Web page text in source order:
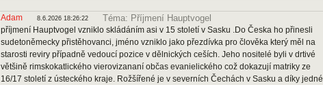
Adam 8.6.2026 18:26:22 Téma: Příjmení Hauptvogel
příjmení Hauptvogel vzniklo skládáním asi v 15 století v Sasku .Do Česka ho přinesli
sudetoněmecky přistěhovanci, jméno vzniklo jako přezdívka pro člověka který měl na
starosti reviry případně vedoucí pozice v dělnických ceších. Jeho nositelé byli v drtivé
většině rimskokatlického vierovizananí občas evanielického což dokazují matriky ze
16/17 století z ústeckého kraje. Rožšířené je v severních Čechách v Sasku a díky jedné